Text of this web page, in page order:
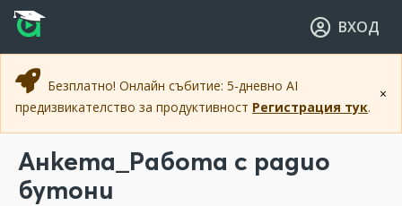
Прескочи към основното съдържание
Прескочи към навигацията
ВХОД
×
Безплатно! Онлайн събитие: 5-дневно AI
предизвикателство за продуктивност Регистрация тук.
Анкета_Работа с радио
бутони